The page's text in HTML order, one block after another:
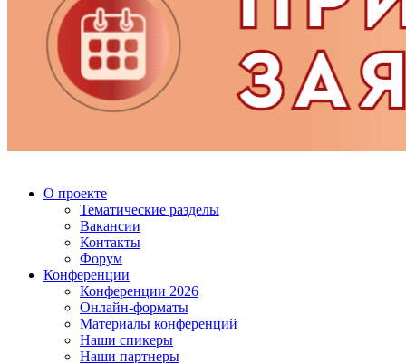
О проекте
Тематические разделы
Вакансии
Контакты
Форум
Конференции
Конференции 2026
Онлайн-форматы
Материалы конференций
Наши спикеры
Наши партнеры